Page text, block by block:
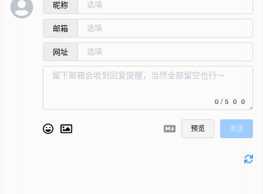
昵称
邮箱
网址
0/500
预览 发送